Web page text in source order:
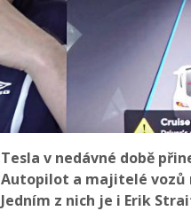
Tesla v nedávné době
Autopilot a majitelé vozů
Jedním z nich je i Erik